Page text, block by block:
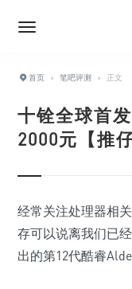
首页 › 笔吧评测 › 正文
十铨全球首
2000元【推
经常关注处理器相
存可以说离我们已
出的第12代酷睿